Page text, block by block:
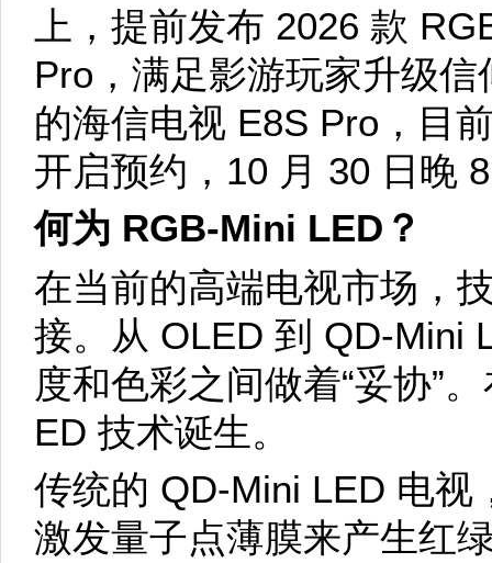
上，提前发布 2026 款
Pro，满足影游玩家升级
的海信电视 E8S Pro，目
开启预约，10 月 30 日晚
何为 RGB-Mini LED？
在当前的高端电视市场，
接。从 OLED 到 QD-Mini
度和色彩之间做着“妥协”
ED 技术诞生。
传统的 QD-Mini LED 电视
激发量子点薄膜来产生红